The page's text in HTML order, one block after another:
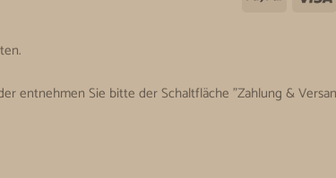
entnehmen Sie bitte der Schaltfläche "Zahlung &